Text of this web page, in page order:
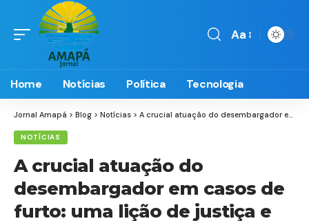
Font
Aa
Home Notícias Política Tecnologia
Jornal Amapá > Blog > Notícias > A crucial atuação do desembargador em casos de furto: uma lição de justiça e ética
NOTÍCIAS
A crucial atuação do
desembargador em casos de
furto: uma lição de justiça e